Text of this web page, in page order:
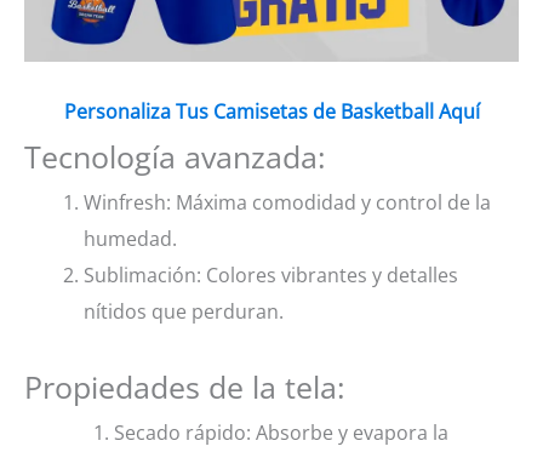
Personaliza Tus Camisetas de Basketball Aquí
Tecnología avanzada:
Winfresh: Máxima comodidad y control de la
humedad.
Sublimación: Colores vibrantes y detalles
nítidos que perduran.
Propiedades de la tela:
Secado rápido: Absorbe y evapora la